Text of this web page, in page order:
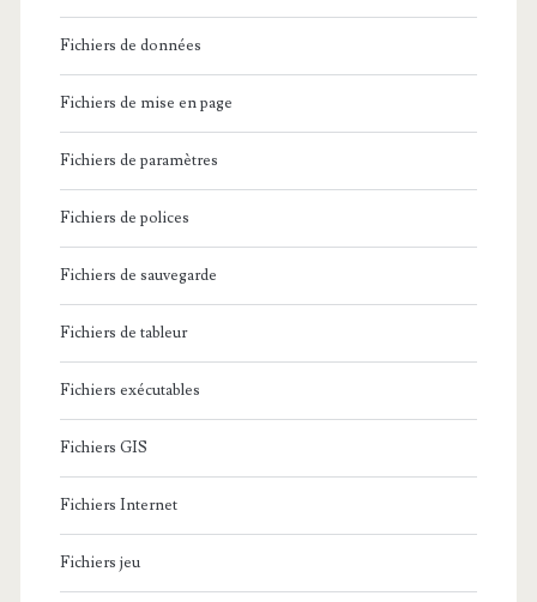
Fichiers de données
Fichiers de mise en page
Fichiers de paramètres
Fichiers de polices
Fichiers de sauvegarde
Fichiers de tableur
Fichiers exécutables
Fichiers GIS
Fichiers Internet
Fichiers jeu